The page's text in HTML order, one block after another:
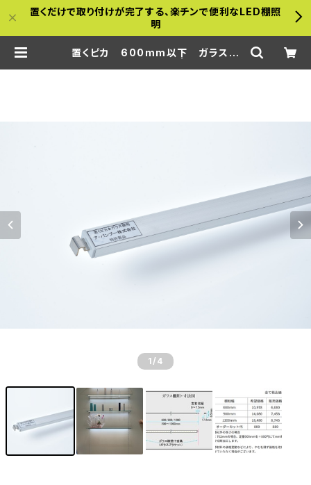
置くだけで取り付けが完了する、楽チンで便利なLED棚照
明
置くピカ 600mm以下 ガラス棚
1 /4